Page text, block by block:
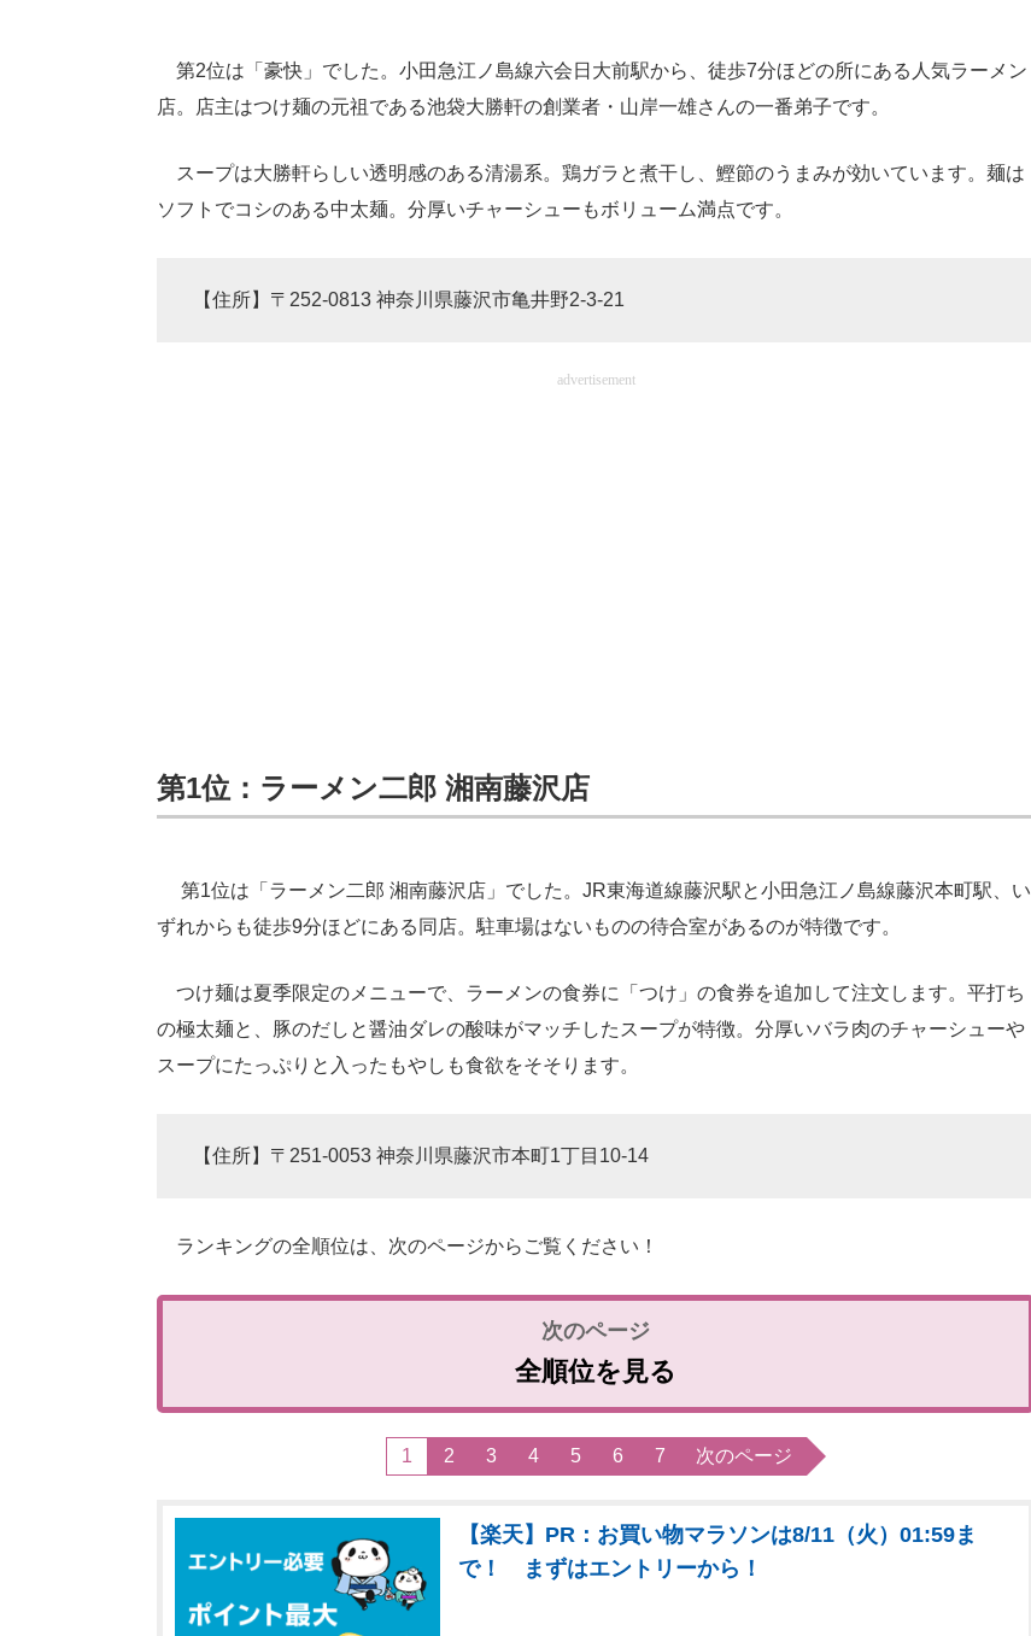
第2位は「豪快」でした。小田急江ノ島線六会日大前駅から、徒歩7分ほどの所にある人気ラーメン
店。店主はつけ麺の元祖である池袋大勝軒の創業者・山岸一雄さんの一番弟子です。
スープは大勝軒らしい透明感のある清湯系。鶏ガラと煮干し、鰹節のうまみが効いています。麺は
ソフトでコシのある中太麺。分厚いチャーシューもボリューム満点です。
【住所】〒252-0813 神奈川県藤沢市亀井野2-3-21
advertisement
第1位：ラーメン二郎 湘南藤沢店
第1位は「ラーメン二郎 湘南藤沢店」でした。JR東海道線藤沢駅と小田急江ノ島線藤沢本町駅、い
ずれからも徒歩9分ほどにある同店。駐車場はないものの待合室があるのが特徴です。
つけ麺は夏季限定のメニューで、ラーメンの食券に「つけ」の食券を追加して注文します。平打ち
の極太麺と、豚のだしと醤油ダレの酸味がマッチしたスープが特徴。分厚いバラ肉のチャーシューや
スープにたっぷりと入ったもやしも食欲をそそります。
【住所】〒251-0053 神奈川県藤沢市本町1丁目10-14
ランキングの全順位は、次のページからご覧ください！
全順位を見る
1 2 3 4 5 6 7 次のページ
【楽天】PR：お買い物マラソンは8/11（火）01:59ま
で！ まずはエントリーから！